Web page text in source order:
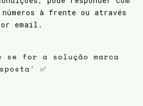
à frente ou através
email.
se for a solução marca
✅